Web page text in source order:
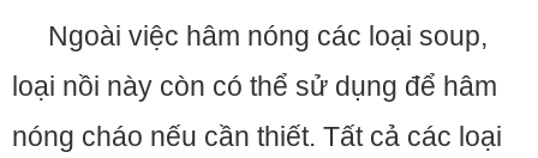
Ngoài việc hâm nóng các loại soup,
loại nồi này còn có thể sử dụng để hâm
nóng cháo nếu cần thiết. Tất cả các loại